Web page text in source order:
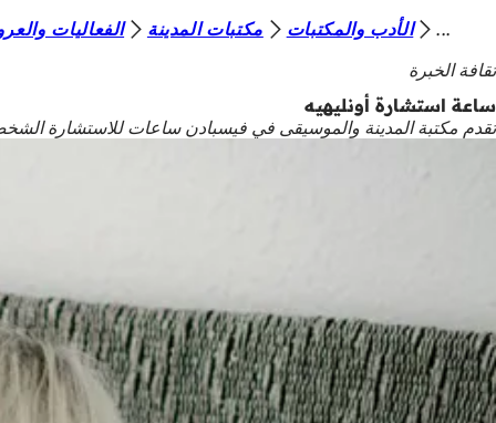
الانتقال إلى المحتوى
ن
ت
ه
الأدب والمكتبات مكتبات المدينة
الفعاليات
ثقافة الخبرة
ساعة استشارة أونليهيه
تقدم مكتبة المدينة والموسيقى في فيسبادن ساعات للاستشارة